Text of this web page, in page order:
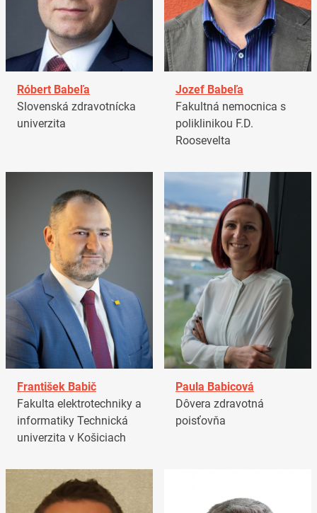
Róbert Babeľa
Slovenská zdravotnícka
univerzita
Jozef Babeľa
Fakultná nemocnica s
poliklinikou F.D.
Roosevelta
František Babič
Fakulta elektrotechniky a
informatiky Technická
univerzita v Košiciach
Paula Babicová
Dôvera zdravotná
poisťovňa